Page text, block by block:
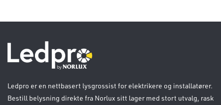
Ledpro er en nettbasert lysgrossist for elektrikere og installatører.
Bestill belysning direkte fra Norlux sitt lager med stort utvalg, rask